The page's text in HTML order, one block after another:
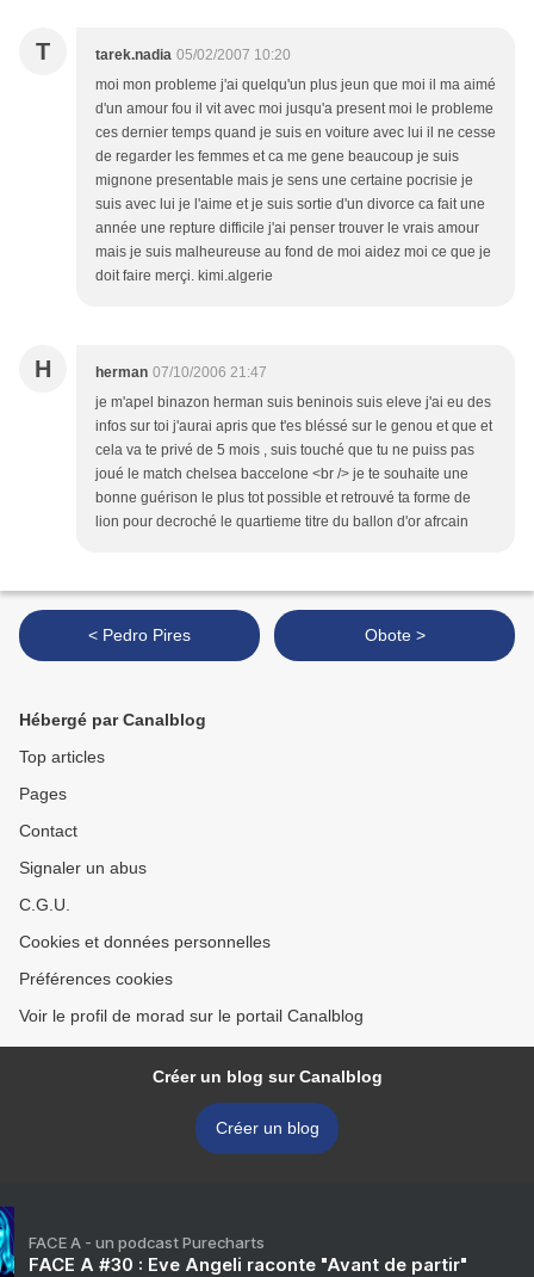
T tarek.nadia 05/02/2007 10:20
moi mon probleme j'ai quelqu'un plus jeun que moi il ma aimé
d'un amour fou il vit avec moi jusqu'a present moi le probleme
ces dernier temps quand je suis en voiture avec lui il ne cesse
de regarder les femmes et ca me gene beaucoup je suis
mignone presentable mais je sens une certaine pocrisie je
suis avec lui je l'aime et je suis sortie d'un divorce ca fait une
année une repture difficile j'ai penser trouver le vrais amour
mais je suis malheureuse au fond de moi aidez moi ce que je
doit faire merçi. kimi.algerie
H herman 07/10/2006 21:47
je m'apel binazon herman suis beninois suis eleve j'ai eu des
infos sur toi j'aurai apris que t'es bléssé sur le genou et que et
cela va te privé de 5 mois , suis touché que tu ne puiss pas
joué le match chelsea baccelone <br /> je te souhaite une
bonne guérison le plus tot possible et retrouvé ta forme de
lion pour decroché le quartieme titre du ballon d'or afrcain
< Pedro Pires Obote >
Hébergé par Canalblog
Top articles
Pages
Contact
Signaler un abus
C.G.U.
Cookies et données personnelles
Préférences cookies
Voir le profil de morad sur le portail Canalblog
Créer un blog sur Canalblog
Créer un blog
FACE A - un podcast Purecharts
FACE A #30 : Eve Angeli raconte "Avant de partir"